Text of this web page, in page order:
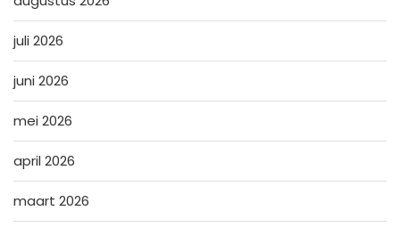
juli 2026
juni 2026
mei 2026
april 2026
maart 2026